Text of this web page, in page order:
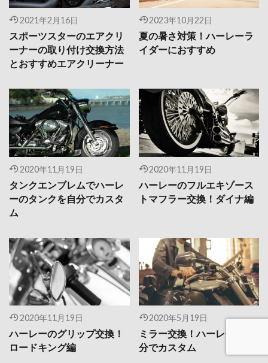
2021年2月16日
スポーツスターのエアクリ
ーナーの取り付け交換方法
とおすすめエアクリーナー
2023年10月22日
夏の暑さ対策！ハーレーラ
イダーにおすすめ
2020年11月19日
タンクエンブレムでハーレ
ーのタンクを自分でカスタ
ム
2020年11月19日
ハーレーのフルエキゾース
トマフラー交換！ダイナ編
2020年11月19日
ハーレーのグリップ交換！
ロードキング編
2020年5月19日
ミラー交換！ハーレーを自
分でカスタム